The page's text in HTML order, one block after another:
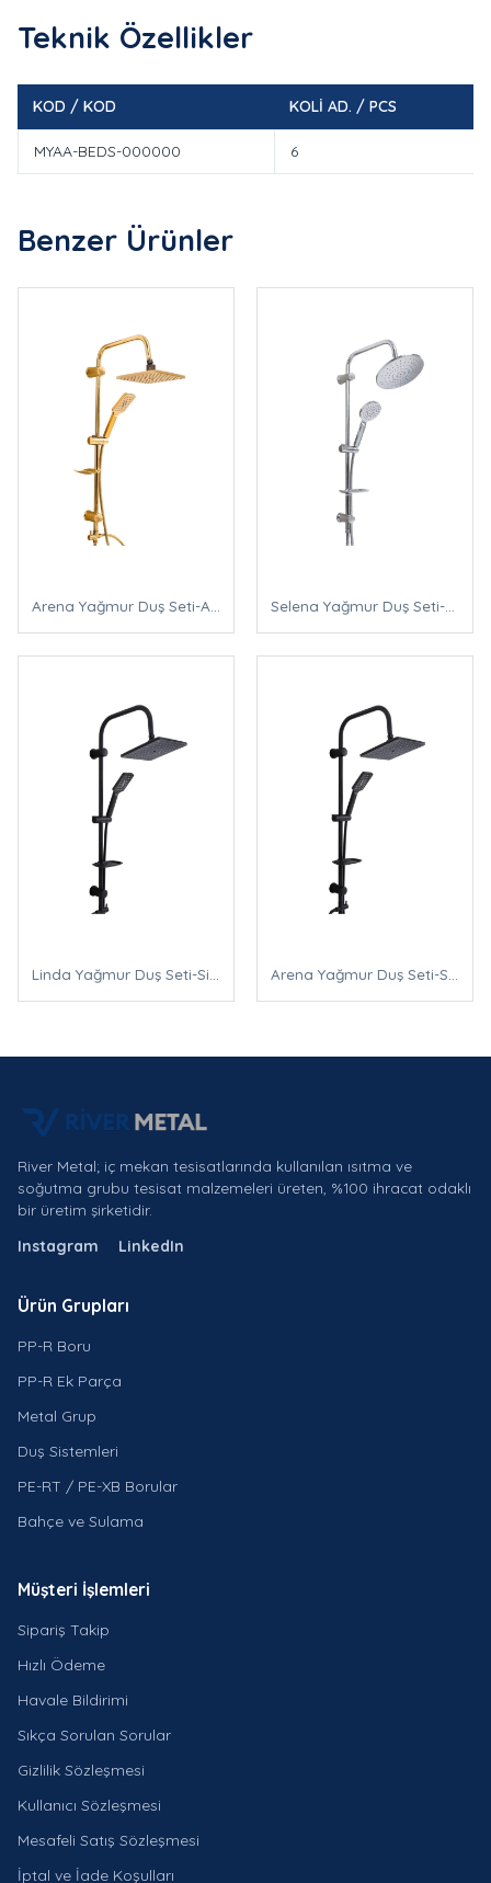
Teknik Özellikler
KOD / KOD KOLİ AD. / PCS
MYAA-BEDS-000000 6
Benzer Ürünler
River Metal; iç mekan tesisatlarında kullanılan ısıtma ve
soğutma grubu tesisat malzemeleri üreten, %100 ihracat odaklı
bir üretim şirketidir.
Instagram LinkedIn
Ürün Grupları
PP-R Boru
PP-R Ek Parça
Metal Grup
Duş Sistemleri
PE-RT / PE-XB Borular
Bahçe ve Sulama
Müşteri İşlemleri
Sipariş Takip
Hızlı Ödeme
Havale Bildirimi
Sıkça Sorulan Sorular
Gizlilik Sözleşmesi
Kullanıcı Sözleşmesi
Mesafeli Satış Sözleşmesi
İptal ve İade Koşulları